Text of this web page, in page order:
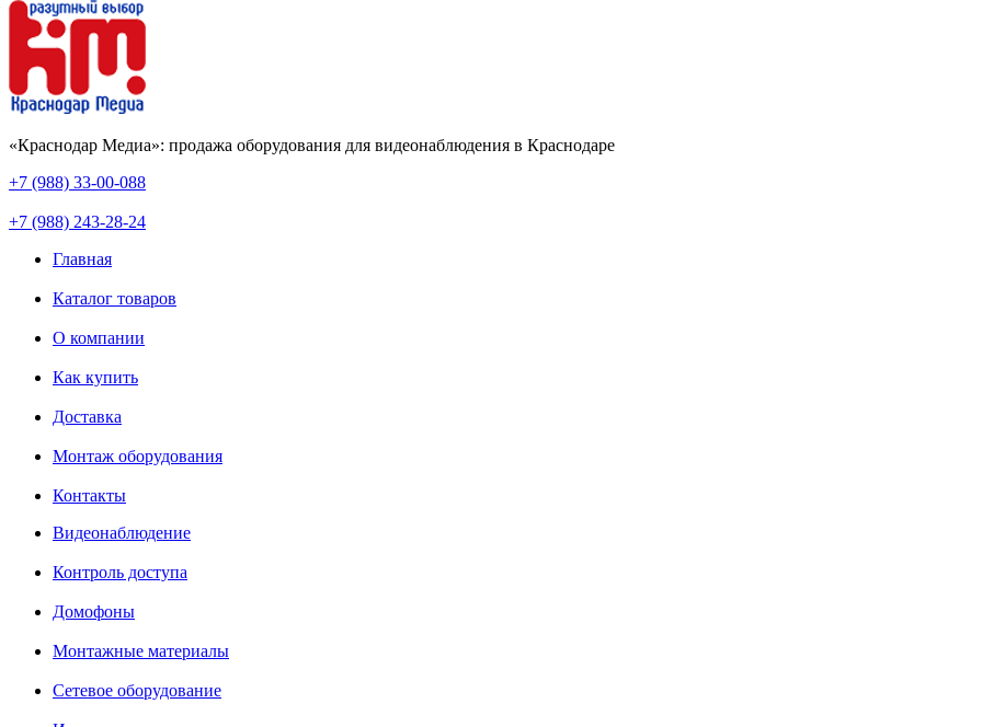
«Краснодар Медиа»: продажа оборудования для видеонаблюдения в Краснодаре
+7 (988) 33-00-088
+7 (988) 243-28-24
Главная
Каталог товаров
О компании
Как купить
Доставка
Монтаж оборудования
Контакты
Видеонаблюдение
Контроль доступа
Домофоны
Монтажные материалы
Сетевое оборудование